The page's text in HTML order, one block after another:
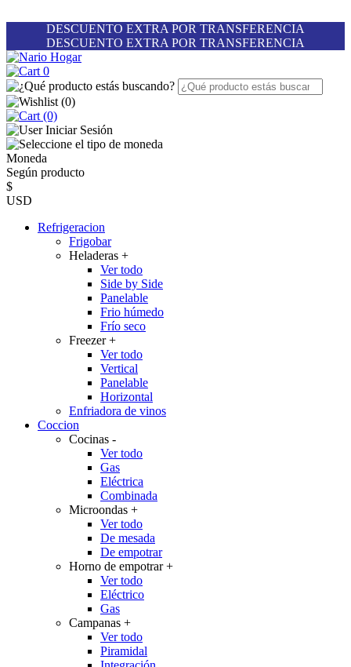
DESCUENTO EXTRA POR TRANSFERENCIA
DESCUENTO EXTRA POR TRANSFERENCIA
0
(0)
(0)
Iniciar Sesión
Moneda
Según producto
$
USD
Refrigeracion
Frigobar
Heladeras +
Ver todo
Side by Side
Panelable
Frio húmedo
Frío seco
Freezer+
Ver todo
Vertical
Panelable
Horizontal
Enfriadora de vinos
Coccion
Cocinas -
Ver todo
Gas
Eléctrica
Combinada
Microondas +
Ver todo
De mesada
De empotrar
Horno de empotrar+
Ver todo
Eléctrico
Gas
Campanas +
Ver todo
Piramidal